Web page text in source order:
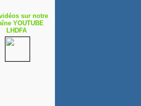
sur notre
YOUTUBE
LHDFA